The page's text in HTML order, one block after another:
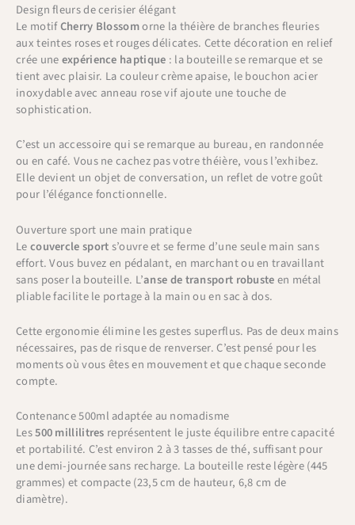
Design fleurs de cerisier élégant
Le motifCherry Blossomorne la théière de branches fleuries
aux teintes roses et rouges délicates. Cette décoration en relief
crée uneexpérience haptique : la bouteille se remarque et se
tient avec plaisir. La couleur crème apaise, le bouchon acier
inoxydable avec anneau rose vif ajoute une touche de
sophistication.
C’est un accessoire qui se remarque au bureau, en randonnée
ou en café. Vous ne cachez pas votre théière, vous l’exhibez.
Elle devient un objet de conversation, un reflet de votre goût
pour l’élégance fonctionnelle.
Ouverture sport une main pratique
Lecouvercle sports’ouvre et se ferme d’une seule main sans
effort. Vous buvez en pédalant, en marchant ou en travaillant
sans poser la bouteille. L’anse de transport robusteen métal
pliable facilite le portage à la main ou en sac à dos.
Cette ergonomie élimine les gestes superflus. Pas de deux mains
nécessaires, pas de risque de renverser. C’est pensé pour les
moments où vous êtes en mouvement et que chaque seconde
compte.
Contenance 500ml adaptée au nomadisme
Les500 millilitres représentent le juste équilibre entre capacité
et portabilité. C’est environ 2 à 3 tasses de thé, suffisant pour
une demi-journée sans recharge. La bouteille reste légère (445
grammes) et compacte (23,5 cm de hauteur, 6,8 cm de
diamètre).